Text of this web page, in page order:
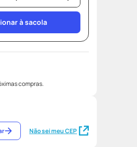
à sacola
compras.
Não sei meu CEP